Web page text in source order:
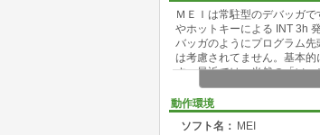
ＭＥＩは常駐型のデバッガ
やホットキーによる INT 3h
バッガのようにプログラム
は考慮されてません。基本
す。最近では、当然の「ソ
動作環境
ソフト名： MEI